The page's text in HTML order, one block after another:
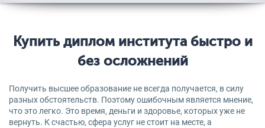
Купить диплом института быстро и
без осложнений
Получить высшее образование не всегда получается, в силу
разных обстоятельств. Поэтому ошибочным является мнение,
что это легко. Это время, деньги и здоровье, которых уже не
вернуть. К счастью, сфера услуг не стоит на месте, а